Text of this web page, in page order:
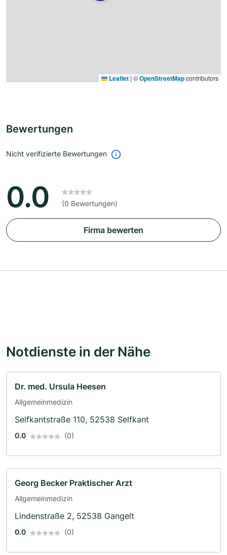
Leaflet | ©OpenStreetMapcontributors
Bewertungen
Nicht verifizierte Bewertungen
0.0 (0 Bewertungen)
Firma bewerten
Notdienste in der Nähe
Dr. med. Ursula Heesen
Allgemeinmedizin
Selfkantstraße 110, 52538 Selfkant
0.0 (0)
Georg Becker Praktischer Arzt
Allgemeinmedizin
Lindenstraße 2, 52538 Gangelt
0.0 (0)